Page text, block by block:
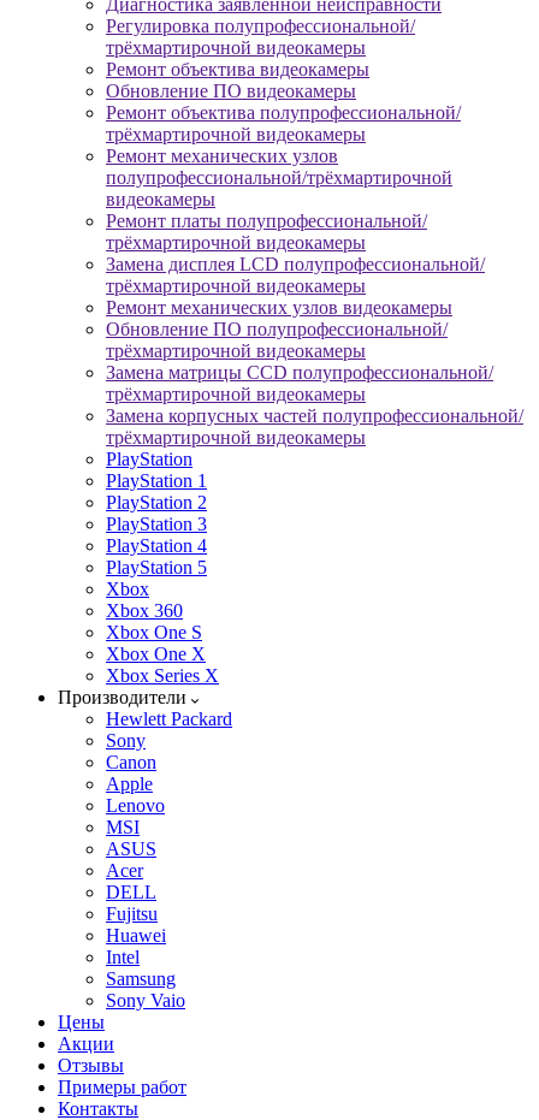
Диагностика заявленной неисправности
Регулировка полупрофессиональной/
трёхмартирочной видеокамеры
Ремонт объектива видеокамеры
Обновление ПО видеокамеры
Ремонт объектива полупрофессиональной/
трёхмартирочной видеокамеры
Ремонт механических узлов
полупрофессиональной/трёхмартирочной
видеокамеры
Ремонт платы полупрофессиональной/
трёхмартирочной видеокамеры
Замена дисплея LCD полупрофессиональной/
трёхмартирочной видеокамеры
Ремонт механических узлов видеокамеры
Обновление ПО полупрофессиональной/
трёхмартирочной видеокамеры
Замена матрицы CCD полупрофессиональной/
трёхмартирочной видеокамеры
Замена корпусных частей полупрофессиональной/
трёхмартирочной видеокамеры
PlayStation
PlayStation 1
PlayStation 2
PlayStation 3
PlayStation 4
PlayStation 5
Xbox
Xbox 360
Xbox One S
Xbox One X
Xbox Series X
Производители
Hewlett Packard
Sony
Canon
Apple
Lenovo
MSI
ASUS
Acer
DELL
Fujitsu
Huawei
Intel
Samsung
Sony Vaio
Цены
Акции
Отзывы
Примеры работ
Контакты